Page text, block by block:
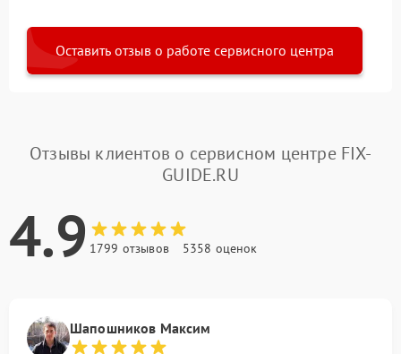
Оставить отзыв о работе сервисного центра
Отзывы клиентов о сервисном центре FIX-
GUIDE.RU
4.9 1799 отзывов 5358 оценок
Шапошников Максим